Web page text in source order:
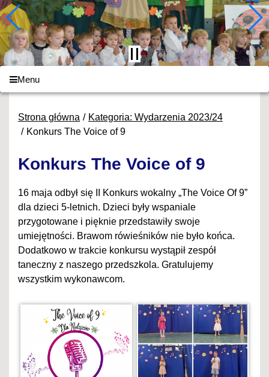
Menu
Strona główna
Kategoria: Wydarzenia 2023/24
Konkurs The Voice of 9
Konkurs The Voice of 9
16 maja odbył się II Konkurs wokalny „The Voice Of 9”
dla dzieci 5-letnich. Dzieci były wspaniale
przygotowane i pięknie przedstawiły swoje
umiejętności. Brawom rówieśników nie było końca.
Dodatkowo w trakcie konkursu wystąpił zespół
taneczny z naszego przedszkola. Gratulujemy
wszystkim wykonawcom.